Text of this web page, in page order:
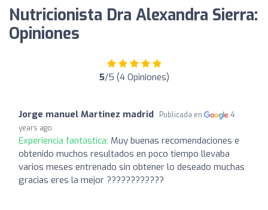
Nutricionista Dra Alexandra Sierra:
Opiniones
5/5 (4 Opiniones)
Jorge manuel Martinez madrid Publicada en
4
years ago
Experiencia fantástica: Muy buenas recomendaciones e
obtenido muchos resultados en poco tiempo llevaba
varios meses entrenado sin obtener lo deseado muchas
gracias eres la mejor ????????????